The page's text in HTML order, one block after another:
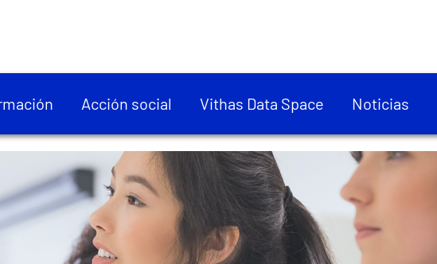
Acción social Vithas Data Space Noticias